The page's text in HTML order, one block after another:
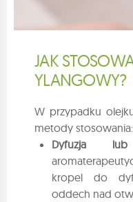
JAK
YLANGOWY?
W przypadku
metody stosowania:
Dyfuzja lub
kropel do
oddech nad